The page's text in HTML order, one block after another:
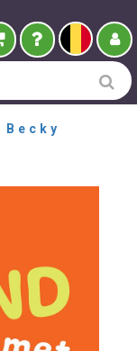
Becky